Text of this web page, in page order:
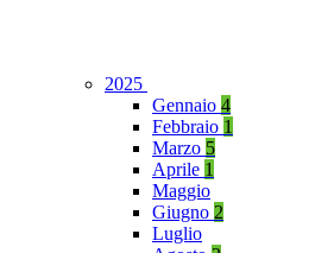
2025
Gennaio 4
Febbraio 1
Marzo 5
Aprile 1
Maggio
Giugno 2
Luglio